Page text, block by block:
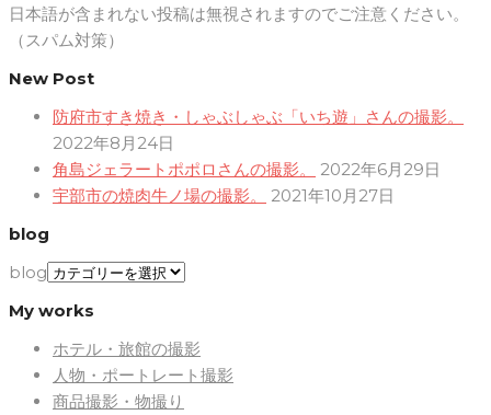
日本語が含まれない投稿は無視されますのでご注意ください。
（スパム対策）
New Post
防府市すき焼き・しゃぶしゃぶ「いち遊」さんの撮影。
2022年8月24日
角島ジェラートポポロさんの撮影。
2022年6月29日
宇部市の焼肉牛ノ場の撮影。
2021年10月27日
blog
blog
My works
ホテル・旅館の撮影
人物・ポートレート撮影
商品撮影・物撮り